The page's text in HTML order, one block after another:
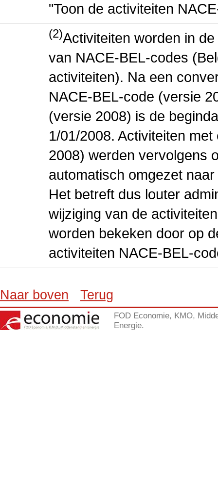
"Toon de activiteiten
(2)Activiteiten worden in
van NACE-BEL-codes
activiteiten). Na een
NACE-BEL-code (versie
(versie 2008) is de
1/01/2008. Activiteiten
2008) werden vervolgens
automatisch omgezet
Het betreft dus louter
wijziging van de
worden bekeken door op
activiteiten NACE-BEL-
Naar boven Terug
FOD Economie, KMO,
Energie.